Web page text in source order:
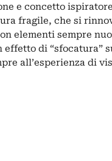
e concetto
fragile, che si
elementi sempre
di “sfocatura”
all’esperienza di